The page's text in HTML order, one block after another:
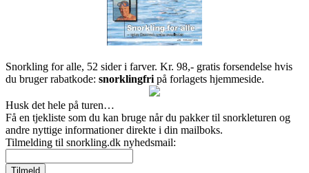
Snorkling for alle, 52 sider i farver. Kr. 98,- gratis forsendelse hvis
du bruger rabatkode: snorklingfri på forlagets hjemmeside.
Husk det hele på turen…
Få en tjekliste som du kan bruge når du pakker til snorkleturen og
andre nyttige informationer direkte i din mailboks.
Tilmelding til snorkling.dk nyhedsmail: